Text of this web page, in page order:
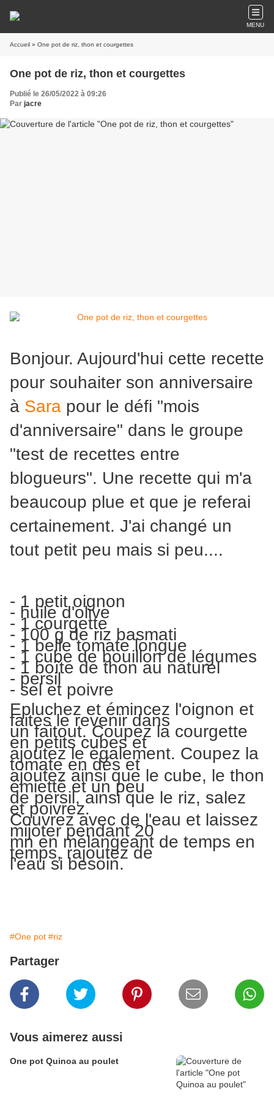
MENU
Accueil » One pot de riz, thon et courgettes
One pot de riz, thon et courgettes
Publié le 26/05/2022 à 09:26
Par jacre
Bonjour. Aujourd'hui cette recette
pour souhaiter son anniversaire
à Sara pour le défi "mois
d'anniversaire" dans le groupe
"test de recettes entre
blogueurs". Une recette qui m'a
beaucoup plue et que je referai
certainement. J'ai changé un
tout petit peu mais si peu....
- 1 petit oignon
- huile d'olive
- 1 courgette
- 100 g de riz basmati
- 1 belle tomate longue
- 1 cube de bouillon de légumes
- 1 boîte de thon au naturel
- persil
- sel et poivre
Epluchez et émincez l'oignon et
faites le revenir dans
un faitout. Coupez la courgette
en petits cubes et
ajoutez le également. Coupez la
tomate en dés et
ajoutez ainsi que le cube, le thon
émietté et un peu
de persil, ainsi que le riz, salez
et poivrez.
Couvrez avec de l'eau et laissez
mijoter pendant 20
mn en mélangeant de temps en
temps, rajoutez de
l'eau si besoin.
#One pot #riz
Partager
Vous aimerez aussi
One pot Quinoa au poulet